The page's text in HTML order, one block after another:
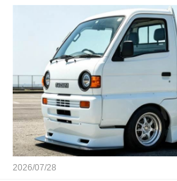
2026/07/28